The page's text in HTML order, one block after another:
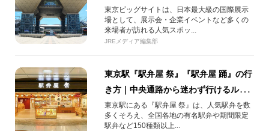
ルートを徹底ガイド
東京ビッグサイトは、日本最大級の国際展示
場として、展示会・企業イベントなど多くの
来場者が訪れる人気スポッ...
JREメディア編集部
東京駅『駅弁屋 祭』『駅弁屋 踊』の行
き方｜中央通路から迷わず行けるルー
ト解説【2026年版】
東京駅にある『駅弁屋 祭』は、人気駅弁を数
多くそろえ、全国各地の有名駅弁や期間限定
駅弁など150種類以上...